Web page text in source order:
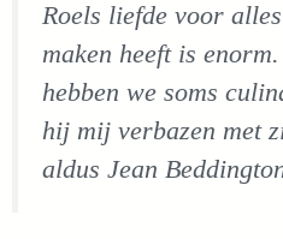
Roels liefde voor
maken heeft is
hebben we soms
hij mij verbazen met
aldus Jean